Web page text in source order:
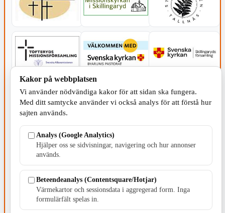
SERVICE - MOTOR
Kakor på webbplatsen
Vi använder nödvändiga kakor för att sidan ska fungera.
Med ditt samtycke använder vi också analys för att förstå hur
sajten används.
Analys (Google Analytics)
Hjälper oss se sidvisningar, navigering och hur annonser
används.
Beteendeanalys (Contentsquare/Hotjar)
Värmekartor och sessionsdata i aggregerad form. Inga
formulärfält spelas in.